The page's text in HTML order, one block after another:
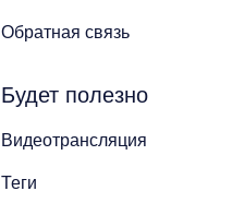
Обратная связь
Будет полезно
Видеотрансляция
Теги